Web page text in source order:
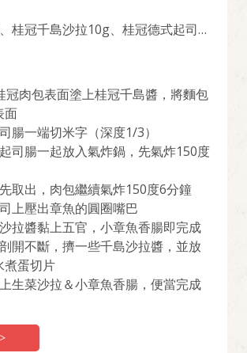
桂冠千島沙拉10g、桂冠德式起司腸
、水煮蛋1顆、小黃瓜1條、其他配
冠肉包表面塗上桂冠千島醬，將麵包
面
腸一端切米字（深度1/3）
司腸一起放入氣炸鍋，先氣炸150度
取出，肉包繼續氣炸150度6分鐘
上壓出章魚的圓圈嘴巴
拉醬黏上五官，小章魚香腸即完成
開不斷，擠一些千島沙拉醬，並放
煮蛋切片
生菜沙拉＆小章魚香腸，便當完成
>